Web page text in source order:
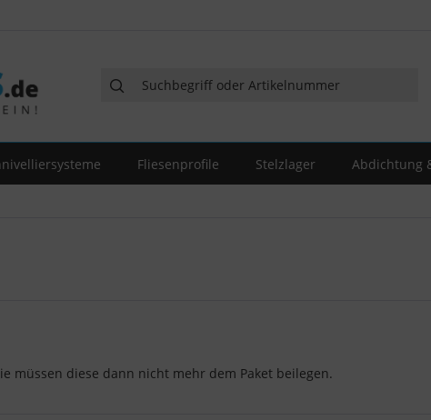
Fliesenprofile Stelzlager Abdichtung
müssen diese dann nicht mehr dem Paket beilegen.